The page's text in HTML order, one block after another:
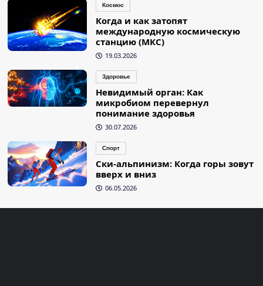
Космос
Когда и как затопят
международную космическую
станцию (МКС)
19.03.2026
Здоровье
Невидимый орган: Как
микробиом перевернул
понимание здоровья
30.07.2026
Спорт
Ски-альпинизм: Когда горы зовут
вверх и вниз
06.05.2026